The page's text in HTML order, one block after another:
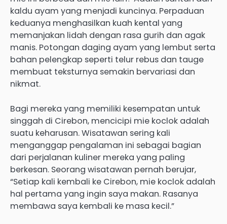
kaldu ayam yang menjadi kuncinya. Perpaduan
keduanya menghasilkan kuah kental yang
memanjakan lidah dengan rasa gurih dan agak
manis. Potongan daging ayam yang lembut serta
bahan pelengkap seperti telur rebus dan tauge
membuat teksturnya semakin bervariasi dan
nikmat.
Bagi mereka yang memiliki kesempatan untuk
singgah di Cirebon, mencicipi mie koclok adalah
suatu keharusan. Wisatawan sering kali
menganggap pengalaman ini sebagai bagian
dari perjalanan kuliner mereka yang paling
berkesan. Seorang wisatawan pernah berujar,
“Setiap kali kembali ke Cirebon, mie koclok adalah
hal pertama yang ingin saya makan. Rasanya
membawa saya kembali ke masa kecil.”